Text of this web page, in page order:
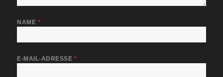
NAME *
E-MAIL-ADRESSE *